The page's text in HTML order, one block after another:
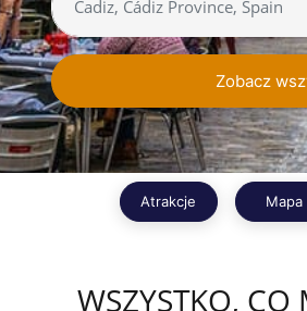
Zobacz
Atrakcje Mapa
WSZYSTKO,